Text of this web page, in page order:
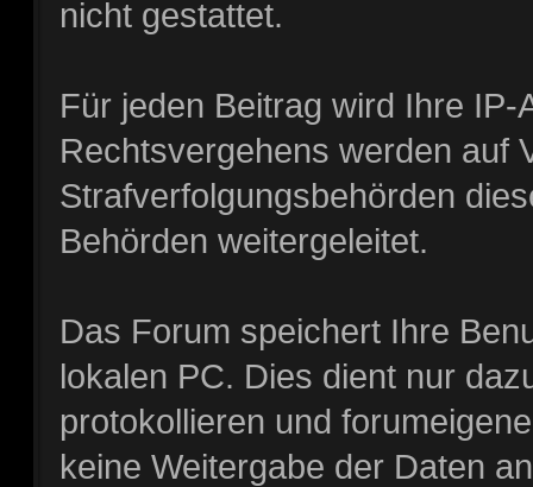
nicht gestattet.
Für jeden Beitrag wird Ihre
Rechtsvergehens werden auf
Strafverfolgungsbehörden
Behörden weitergeleitet.
Das Forum speichert Ihre
lokalen PC. Dies dient nur
protokollieren und
keine Weitergabe der Daten